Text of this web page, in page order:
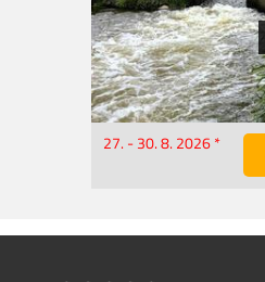
27. - 30. 8. 2026 *